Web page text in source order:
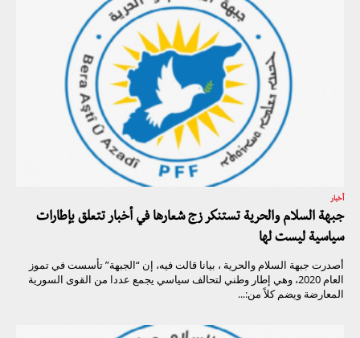
أخبار
جبهة السلام والحرية تستنكر زج شعارها في أخبار تتعلق بإطارات
سياسية ليست لها
أصدرت جبهة السلام والحرية ، بيانا قالت فيه، إن “الجبهة” تأسست في تموز
العام 2020، وهي إطار وطني لتحالف سياسي يجمع عددا من القوى السورية
المعارضة ويضم كلاً من:...